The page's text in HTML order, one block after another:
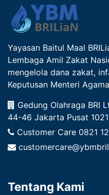
Yayasan Baitul Maal
Lembaga Amil Zakat
mengelola dana zakat,
Keputusan Menteri
Gedung Olahraga BRI
44-46 Jakarta Pusat
Customer Care 0821
Tentang Kami